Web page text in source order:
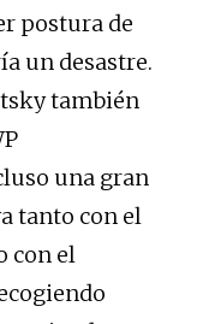
postura de
un desastre.
también
una gran
tanto con el
con el